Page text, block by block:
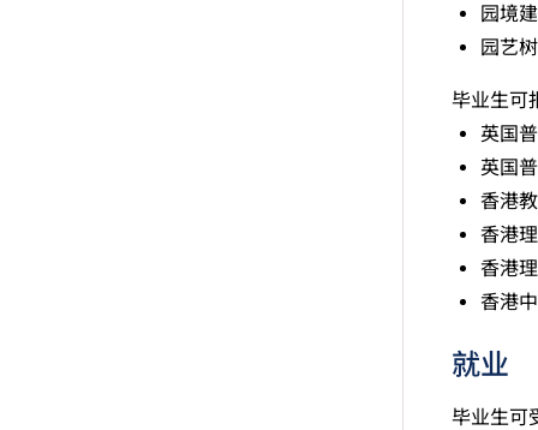
园境
园艺
毕业生可
英国
英国
香港
香港
香港
香港
就业
毕业生可